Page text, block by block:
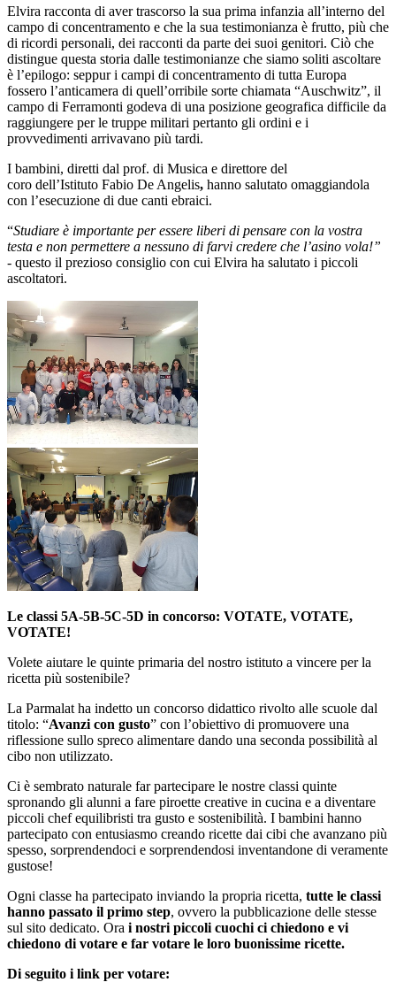
Elvira racconta di aver trascorso la sua prima infanzia all’interno del
campo di concentramento e che la sua testimonianza è frutto, più che
di ricordi personali, dei racconti da parte dei suoi genitori. Ciò che
distingue questa storia dalle testimonianze che siamo soliti ascoltare
è l’epilogo: seppur i campi di concentramento di tutta Europa
fossero l’anticamera di quell’orribile sorte chiamata “Auschwitz”, il
campo di Ferramonti godeva di una posizione geografica difficile da
raggiungere per le truppe militari pertanto gli ordini e i
provvedimenti arrivavano più tardi.
I bambini, diretti dal prof. di Musica e direttore del
coro dell’Istituto Fabio De Angelis, hanno salutato omaggiandola
con l’esecuzione di due canti ebraici.
“Studiare è importante per essere liberi di pensare con la vostra
testa e non permettere a nessuno di farvi credere che l’asino vola!”
- questo il prezioso consiglio con cui Elvira ha salutato i piccoli
ascoltatori.
Le classi 5A-5B-5C-5D in concorso: VOTATE, VOTATE,
VOTATE!
Volete aiutare le quinte primaria del nostro istituto a vincere per la
ricetta più sostenibile?
La Parmalat ha indetto un concorso didattico rivolto alle scuole dal
titolo: “Avanzi con gusto” con l’obiettivo di promuovere una
riflessione sullo spreco alimentare dando una seconda possibilità al
cibo non utilizzato.
Ci è sembrato naturale far partecipare le nostre classi quinte
spronando gli alunni a fare piroette creative in cucina e a diventare
piccoli chef equilibristi tra gusto e sostenibilità. I bambini hanno
partecipato con entusiasmo creando ricette dai cibi che avanzano più
spesso, sorprendendoci e sorprendendosi inventandone di veramente
gustose!
Ogni classe ha partecipato inviando la propria ricetta, tutte le classi
hanno passato il primo step, ovvero la pubblicazione delle stesse
sul sito dedicato. Ora i nostri piccoli cuochi ci chiedono e vi
chiedono di votare e far votare le loro buonissime ricette.
Di seguito i link per votare: